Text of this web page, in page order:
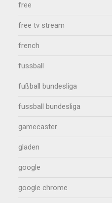
free
free tv stream
french
fussball
fußball bundesliga
fussball bundesliga
gamecaster
gladen
google
google chrome